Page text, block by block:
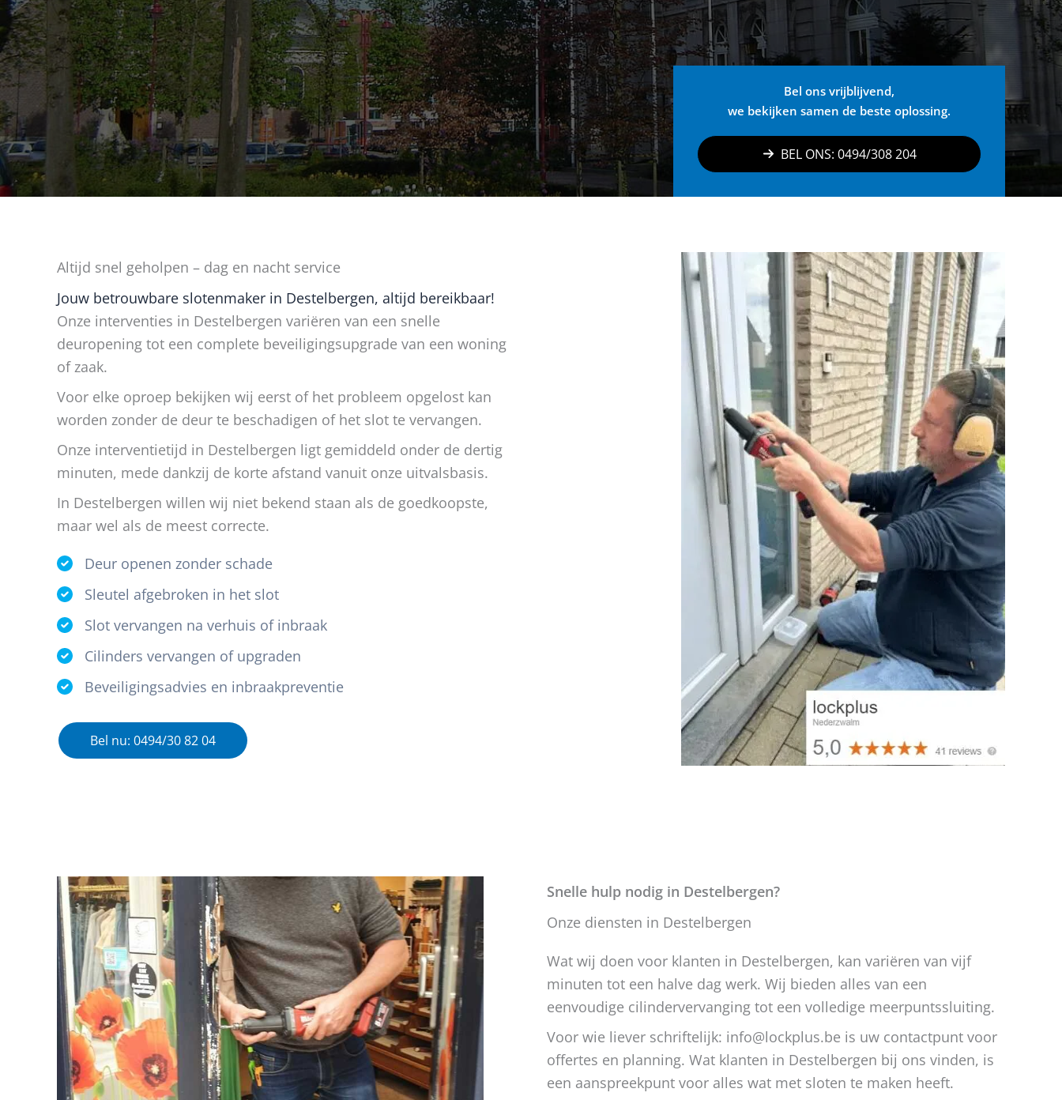
Bel ons vrijblijvend,
we bekijken samen de beste oplossing.
BEL ONS: 0494/308 204
Altijd snel geholpen – dag en nacht service
Jouw betrouwbare slotenmaker in Destelbergen, altijd bereikbaar!
Onze interventies in Destelbergen variëren van een snelle
deuropening tot een complete beveiligingsupgrade van een woning
of zaak.
Voor elke oproep bekijken wij eerst of het probleem opgelost kan
worden zonder de deur te beschadigen of het slot te vervangen.
Onze interventietijd in Destelbergen ligt gemiddeld onder de dertig
minuten, mede dankzij de korte afstand vanuit onze uitvalsbasis.
In Destelbergen willen wij niet bekend staan als de goedkoopste,
maar wel als de meest correcte.
Deur openen zonder schade
Sleutel afgebroken in het slot
Slot vervangen na verhuis of inbraak
Cilinders vervangen of upgraden
Beveiligingsadvies en inbraakpreventie
Bel nu: 0494/30 82 04
Snelle hulp nodig in Destelbergen?
Onze diensten in Destelbergen
Wat wij doen voor klanten in Destelbergen, kan variëren van vijf
minuten tot een halve dag werk. Wij bieden alles van een
eenvoudige cilindervervanging tot een volledige meerpuntssluiting.
Voor wie liever schriftelijk: info@lockplus.be is uw contactpunt voor
offertes en planning. Wat klanten in Destelbergen bij ons vinden, is
een aanspreekpunt voor alles wat met sloten te maken heeft.